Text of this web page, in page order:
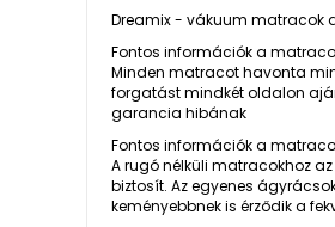
Dreamix - vákuum matracok
Fontos információk a
Minden matracot havonta
forgatást mindkét oldalon
garancia hibának
Fontos információk a
A rugó nélküli matracokhoz
biztosít. Az egyenes
keményebbnek is érződik a